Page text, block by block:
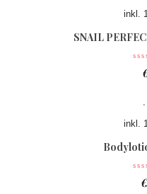
inkl.
SNAIL
inkl.
€